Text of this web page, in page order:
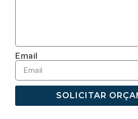
Email
SOLICITAR